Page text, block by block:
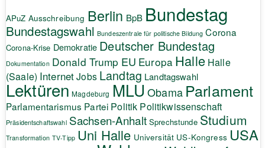
APuZ Ausschreibung Berlin BpB Bundestag
Bundestagswahl Bundeszentrale für politische Bildung Corona
Corona-Krise Demokratie Deutscher Bundestag
Dokumentation Donald Trump EU Europa Halle Halle
(Saale) InternetJobs Landtag Landtagswahl
Lektüren Magdeburg MLU Obama Parlament
Parlamentarismus Partei Politik Politikwissenschaft
Präsidentschaftswahl Sachsen-Anhalt Sprechstunde Studium
Transformation TV-Tipp Uni Halle Universität US-Kongress USA